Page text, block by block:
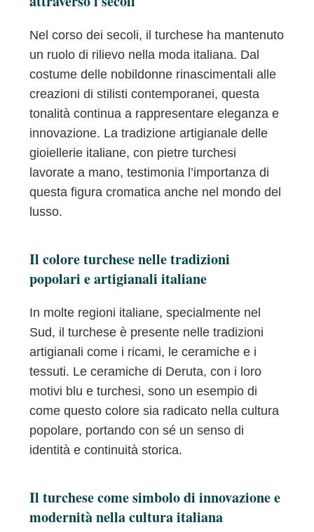
Nel corso dei secoli, il turchese ha mantenuto
un ruolo di rilievo nella moda italiana. Dal
costume delle nobildonne rinascimentali alle
creazioni di stilisti contemporanei, questa
tonalità continua a rappresentare eleganza e
innovazione. La tradizione artigianale delle
gioiellerie italiane, con pietre turchesi
lavorate a mano, testimonia l’importanza di
questa figura cromatica anche nel mondo del
lusso.
Il colore turchese nelle tradizioni
popolari e artigianali italiane
In molte regioni italiane, specialmente nel
Sud, il turchese è presente nelle tradizioni
artigianali come i ricami, le ceramiche e i
tessuti. Le ceramiche di Deruta, con i loro
motivi blu e turchesi, sono un esempio di
come questo colore sia radicato nella cultura
popolare, portando con sé un senso di
identità e continuità storica.
Il turchese come simbolo di innovazione e
modernità nella cultura italiana